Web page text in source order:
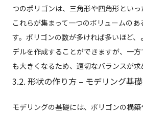
つのポリゴンは、三角形や四角形といっ
これらが集まって一つのボリュームのあ
す。ポリゴンの数が多ければ多いほど
デルを作成することができますが、一
も大きくなるため、適切なバランスが求
3.2. 形状の作り方 – モデリング基
モデリングの基礎には、ポリゴンの構